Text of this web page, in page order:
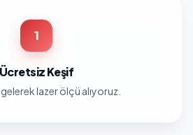
1
Ücretsiz Keşif
lazer ölçü alıyoruz.